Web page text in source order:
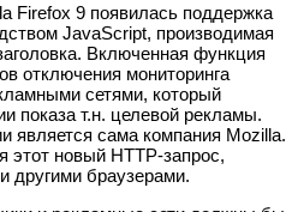
Firefox 9 появилась поддержка
JavaScript, производимая
Включенная функция
отключения мониторинга
сетями, который
показа т.н. целевой рекламы.
является сама компания Mozilla.
этот новый HTTP-запрос,
другими браузерами.